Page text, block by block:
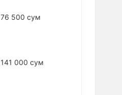
76 500 сум
141 000 сум